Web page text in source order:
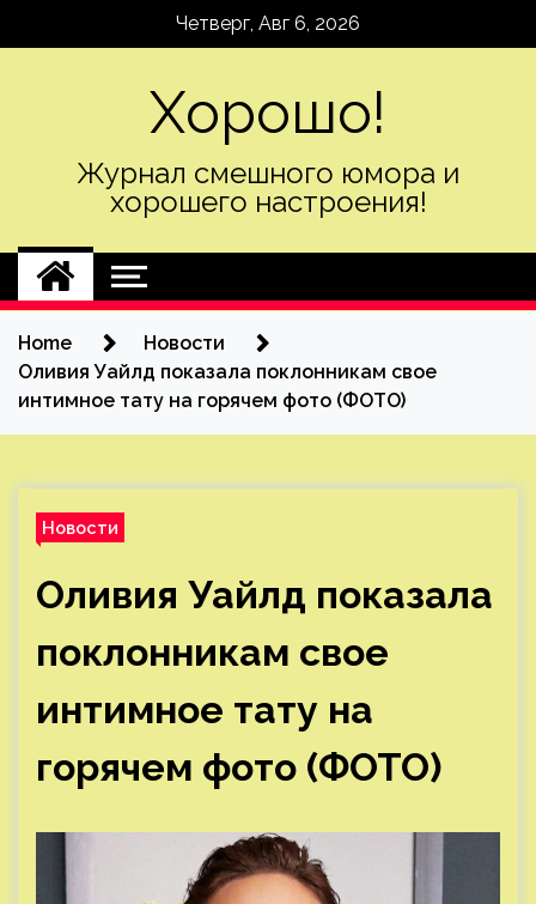
Четверг, Авг 6, 2026
Хорошо!
Журнал смешного юмора и
хорошего настроения!
Home
Новости
Оливия Уайлд показала поклонникам свое
интимное тату на горячем фото (ФОТО)
Новости
Оливия Уайлд показала
поклонникам свое
интимное тату на
горячем фото (ФОТО)